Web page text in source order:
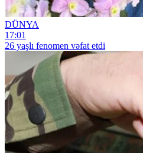
DÜNYA
17:01
26 yaşlı fenomen vəfat etdi